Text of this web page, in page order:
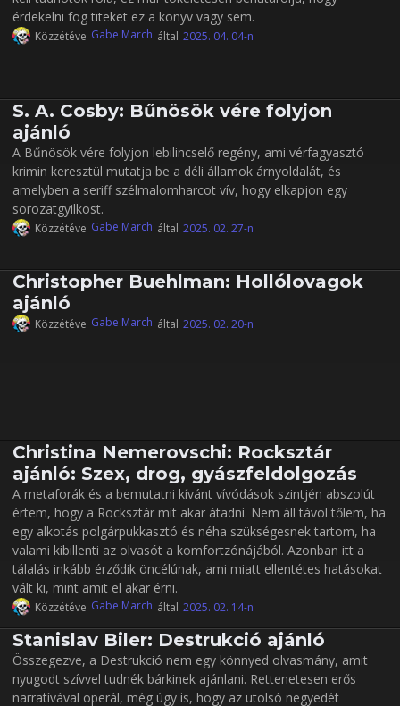
érdekelni fog titeket ez a könyv vagy sem.
Közzétéve Gabe March által 2025. 04. 04-n
S. A. Cosby: Bűnösök vére folyjon
ajánló
A Bűnösök vére folyjon lebilincselő regény, ami vérfagyasztó
krimin keresztül mutatja be a déli államok árnyoldalát, és
amelyben a seriff szélmalomharcot vív, hogy elkapjon egy
sorozatgyilkost.
Közzétéve Gabe March által 2025. 02. 27-n
Christopher Buehlman: Hollólovagok
ajánló
Közzétéve Gabe March által 2025. 02. 20-n
Christina Nemerovschi: Rocksztár
ajánló: Szex, drog, gyászfeldolgozás
A metaforák és a bemutatni kívánt vívódások szintjén abszolút
értem, hogy a Rocksztár mit akar átadni. Nem áll távol tőlem, ha
egy alkotás polgárpukkasztó és néha szükségesnek tartom, ha
valami kibillenti az olvasót a komfortzónájából. Azonban itt a
tálalás inkább érződik öncélúnak, ami miatt ellentétes hatásokat
vált ki, mint amit el akar érni.
Közzétéve Gabe March által 2025. 02. 14-n
Stanislav Biler: Destrukció ajánló
Összegezve, a Destrukció nem egy könnyed olvasmány, amit
nyugodt szívvel tudnék bárkinek ajánlani. Rettenetesen erős
narratívával operál, még úgy is, hogy az utolsó negyedét